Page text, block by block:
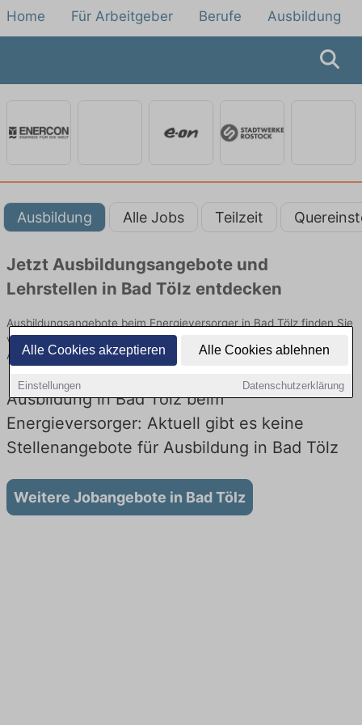
Alle Cookies akzeptieren Alle Cookies ablehnen
Einstellungen Datenschutzerklärung
Home Für Arbeitgeber Berufe Ausbildung
Ausbildung Alle Jobs Teilzeit
Jetzt Ausbildungsangebote und
Lehrstellen in Bad Tölz entdecken
Ausbildungsangebote beim Energieversorger in Bad Tölz finden Sie
von namhaften Firmen. Entdecken Sie freie Optionen von Top-
Arbeitgebern und bewerben Sie sich noch heute.
Ausbildung in Bad Tölz beim
Energieversorger: Aktuell gibt es keine
Stellenangebote für Ausbildung in Bad Tölz
Weitere Jobangebote in Bad Tölz